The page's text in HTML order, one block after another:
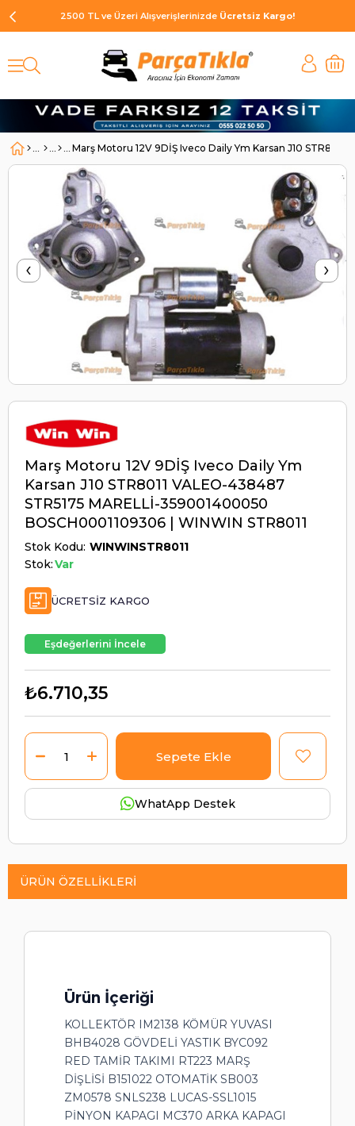
2500 TL ve Üzeri Alışverişlerinizde Ücretsiz Kargo!
Marş Motoru 12V 9DİŞ Iveco Daily Ym Karsan J10
‹ ›
Marş Motoru 12V 9DİŞ Iveco Daily Ym
Karsan J10 STR8011 VALEO-438487
STR5175 MARELLİ-359001400050
BOSCH0001109306 | WINWIN STR8011
Stok Kodu WINWINSTR8011
Stok:Var
ÜCRETSIZ KARGO
Eşdeğerlerini İncele
₺6.710,35
WhatApp Destek
ÜRÜN ÖZELLIKLERI
Ürün İçeriği
KOLLEKTÖR IM2138 KÖMÜR YUVASI
BHB4028 GÖVDELİ YASTIK BYC092
RED TAMİR TAKIMI RT223 MARŞ
DİŞLİSİ B151022 OTOMATİK SB003
ZM0578 SNLS238 LUCAS-SSL1015
PİNYON KAPAGI MC370 ARKA KAPAGI